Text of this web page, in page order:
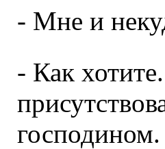
- Мне и
- Как